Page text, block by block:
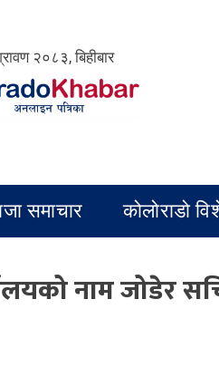
२०८३, बिहीबार
समाचार कोलोराडो
नाम जोडेर